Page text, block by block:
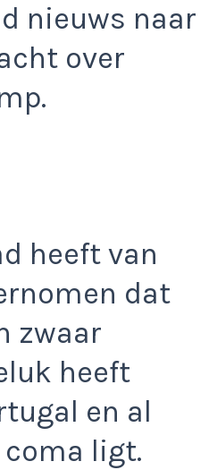
nieuws naar
over
heeft van
dat
zwaar
heeft
en al
coma ligt.